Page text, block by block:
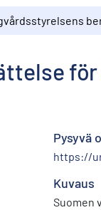
för
Pysyvä
https://
Kuvaus
Suomen